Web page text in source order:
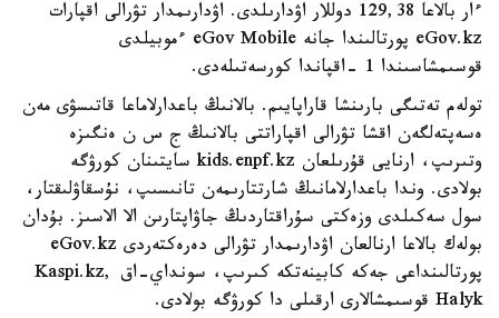
ءار بالاعا 129,38 دوللار اۋدارىلدى. اۋدارىمدار تۋرالى اقپارات
eGov.kz پورتالىندا جانە eGov Mobile ءموبيلدى
قوسىمشاسىندا 1 -اقپاندا كورسەتىلەدى.
تولەم تەتىگى بارىنشا قاراپايىم. بالانىڭ باعدارلاماعا قاتىسۋى مەن
ەسەپتەلگەن اقشا تۋرالى اقپاراتتى بالانىڭ ج س ن ەنگىزە
وتىرىپ، ارنايى قۇرىلعان kids.enpf.kz سايتىنان كورۋگە
بولادى. وندا باعدارلامانىڭ شارتتارىمەن تانىسىپ، نۇسقاۋلىقتار،
سول سەكىلدى وزەكتى سۇراقتاردىڭ جاۋاپتارىن الا الاسىز. بۇدان
بولەك بالاعا ارنالعان اۋدارىمدار تۋرالى دەرەكتەردى eGov.kz
پورتالىنداعى جەكە كابينەتكە كىرىپ، سونداي-اق Kaspi.kz,
Halyk قوسىمشالارى ارقىلى دا كورۋگە بولادى.